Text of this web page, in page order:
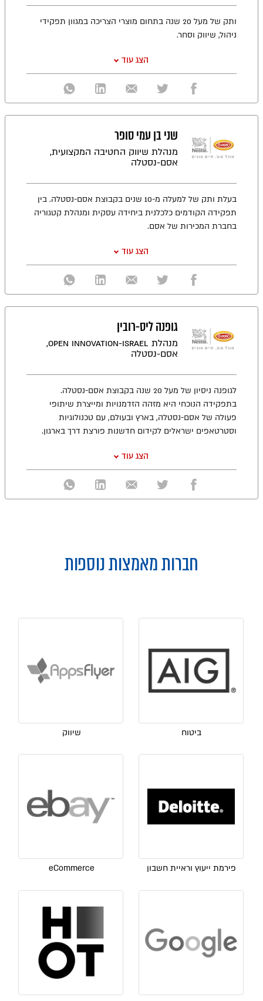
ותק של מעל 20 שנה בתחום מוצרי הצריכה במגוון תפקידי
ניהול, שיווק וסחר.
הצג עוד
שני בן עמי סופר
מנהלת שיווק החטיבה המקצועית,
אסם-נסטלה
בעלת ותק של למעלה מ-10 שנים בקבוצת אסם-נסטלה. בין
תפקידה הקודמים כלכלנית ביחידה עסקית ומנהלת קטגוריה
בחברת המכירות של אסם.
הצג עוד
גופנה ליס-רובין
מנהלת Open Innovation-Israel,
אסם-נסטלה
לגופנה ניסיון של מעל 20 שנה בקבוצת אסם-נסטלה.
בתפקידה הנוכחי היא מזהה הזדמנויות ומייצרת שיתופי
פעולה של אסם-נסטלה, בארץ ובעולם, עם טכנולוגיות
וסטרטאפים ישראלים לקידום חדשנות פורצת דרך בארגון.
הצג עוד
חברות מאמצות נוספות
ביטוח שיווק
פירמת ייעוץ וראיית חשבון eCommerce